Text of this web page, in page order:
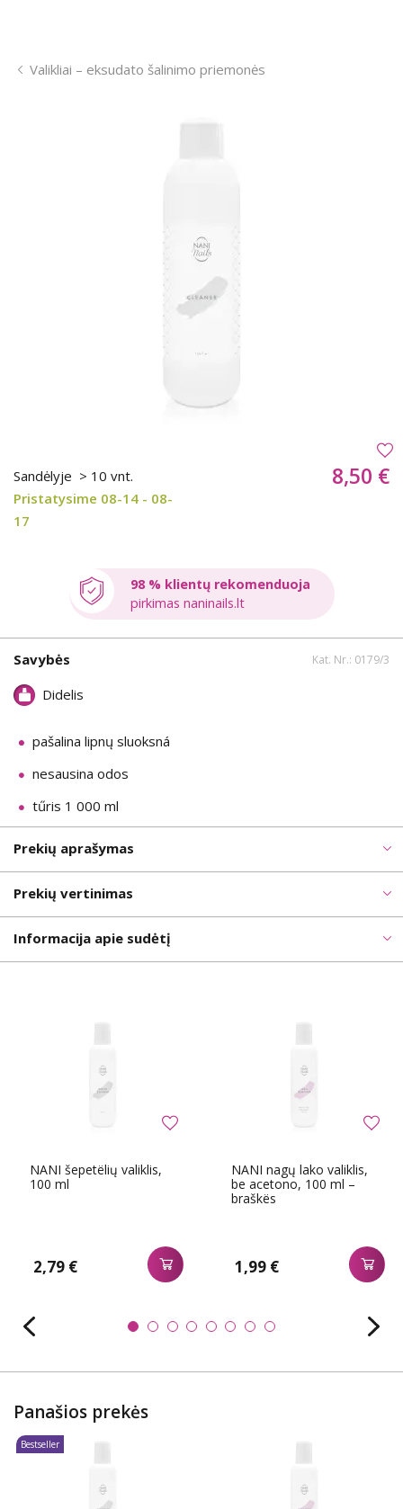
Valikliai – eksudato šalinimo priemonės
Sandėlyje > 10 vnt.
Pristatysime 08-14 - 08-
17
8,50 €
98 % klientų rekomenduoja
pirkimas naninails.lt
Savybės Kat. Nr.: 0179/3
Didelis
pašalina lipnų sluoksná
nesausina odos
tűris 1 000 ml
Prekių aprašymas
Prekių vertinimas
Informacija apie sudėtį
NANI šepetëlių valiklis,
100 ml
2,79 €
NANI nagų lako valiklis,
be acetono, 100 ml –
braškës
1,99 €
Panašios prekės
Bestseller